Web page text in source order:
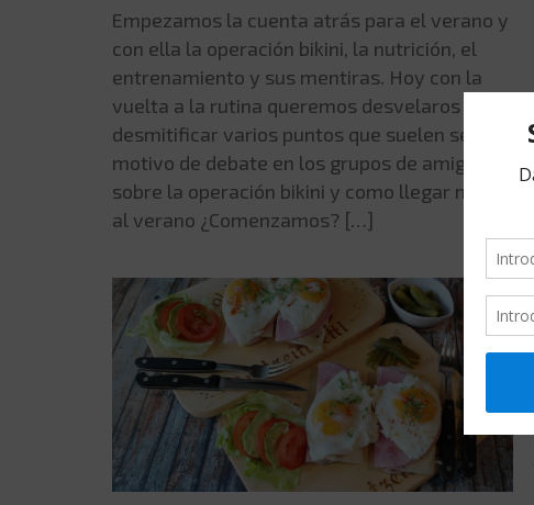
Empezamos la cuenta atrás para el verano y
con ella la operación bikini, la nutrición, el
entrenamiento y sus mentiras. Hoy con la
vuelta a la rutina queremos desvelaros y
desmitificar varios puntos que suelen ser
motivo de debate en los grupos de amigos
sobre la operación bikini y como llegar mejor
al verano ¿Comenzamos? […]